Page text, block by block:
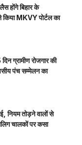
होंगे बिहार के
किया MKVY पोर्टल का
ग्रामीण रोजगार की
पंच सम्मेलन का
नियम तोड़ने वालों से
चालकों पर कसा